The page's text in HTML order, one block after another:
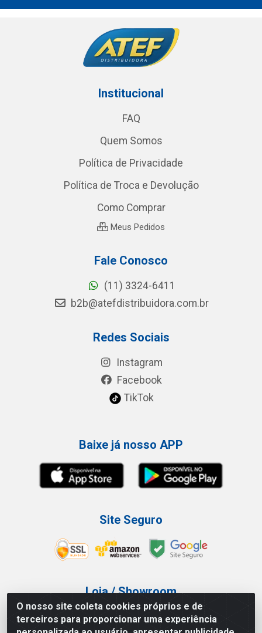
O nosso site coleta cookies próprios e de
terceiros para proporcionar uma experiência
Institucional
FAQ
Quem Somos
Política de Privacidade
Política de Troca e Devolução
Como Comprar
Meus Pedidos
Fale Conosco
(11) 3324-6411
b2b@atefdistribuidora.com.br
Redes Sociais
Instagram
Facebook
TikTok
Baixe já nosso APP
Site Seguro
Loja / Showroom
Tel.: (11) 3227-0546
Av Vautier, 587/597 - Pari - São Paulo/SP